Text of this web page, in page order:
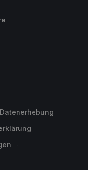
Datenerhebung